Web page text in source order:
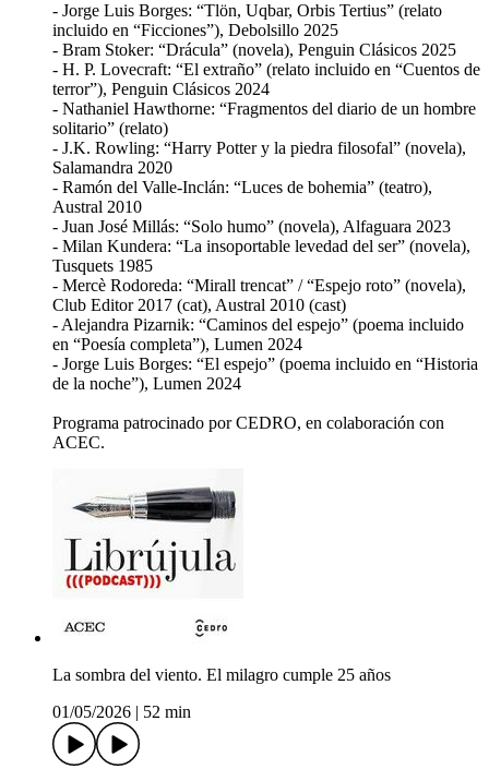
- Jorge Luis Borges: “Tlön, Uqbar, Orbis Tertius” (relato
incluido en “Ficciones”), Debolsillo 2025
- Bram Stoker: “Drácula” (novela), Penguin Clásicos 2025
- H. P. Lovecraft: “El extraño” (relato incluido en “Cuentos de
terror”), Penguin Clásicos 2024
- Nathaniel Hawthorne: “Fragmentos del diario de un hombre
solitario” (relato)
- J.K. Rowling: “Harry Potter y la piedra filosofal” (novela),
Salamandra 2020
- Ramón del Valle-Inclán: “Luces de bohemia” (teatro),
Austral 2010
- Juan José Millás: “Solo humo” (novela), Alfaguara 2023
- Milan Kundera: “La insoportable levedad del ser” (novela),
Tusquets 1985
- Mercè Rodoreda: “Mirall trencat” / “Espejo roto” (novela),
Club Editor 2017 (cat), Austral 2010 (cast)
- Alejandra Pizarnik: “Caminos del espejo” (poema incluido
en “Poesía completa”), Lumen 2024
- Jorge Luis Borges: “El espejo” (poema incluido en “Historia
de la noche”), Lumen 2024
Programa patrocinado por CEDRO, en colaboración con
ACEC.
La sombra del viento. El milagro cumple 25 años
01/05/2026
52 min